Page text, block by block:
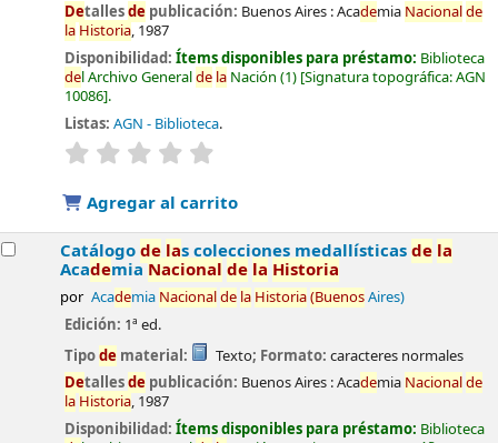
Detallesde publicación: Buenos Aires :Academia Nacionalde
la Historia, 1987
Disponibilidad:Ítems disponibles para préstamo: Biblioteca
del Archivo Generalde la Nación (1) Signatura topográfica:AGN
10086 .
Listas: AGN - Biblioteca.
valoración
Agregar al carrito
Catálogode las colecciones medallísticasde la
AcademiaNacional de la Historia
por Academia Nacionalde la Historia(BuenosAires)
Edición: 1ª ed.
Tipode material: Texto; Formato: caracteres normales
Detallesde publicación: Buenos Aires :Academia Nacionalde
la Historia, 1987
Disponibilidad:Ítems disponibles para préstamo: Biblioteca